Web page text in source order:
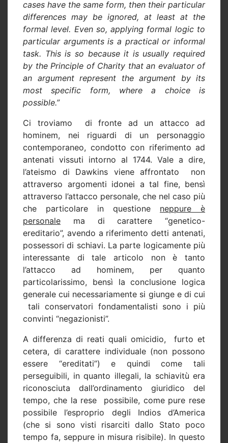
cases have the same form, then their particular
differences may be ignored, at least at the
formal level. Even so, applying formal logic to
particular arguments is a practical or informal
task. This is so because it is usually required
by the Principle of Charity that an evaluator of
an argument represent the argument by its
most specific form, where a choice is
possible.”
Ci troviamo
di fronte ad un attacco ad
hominem, nei riguardi di un personaggio
contemporaneo, condotto con riferimento ad
antenati vissuti intorno al 1744. Vale a dire,
l’ateismo di Dawkins viene affrontato
non
attraverso argomenti idonei a tal fine, bensì
attraverso l’attacco personale, che nel caso più
che particolare in questione neppure è
personale ma di carattere “genetico-
ereditario”, avendo a riferimento detti antenati,
possessori di schiavi. La parte logicamente più
interessante di tale articolo non è tanto
l’attacco ad hominem, per quanto
particolarissimo, bensì la conclusione logica
generale cui necessariamente si giunge e di cui
tali conservatori fondamentalisti sono i più
convinti “negazionisti”.
A differenza di reati quali omicidio,
furto et
cetera, di carattere individuale (non possono
essere “ereditati”) e quindi come tali
perseguibili, in quanto illegali, la schiavitù era
riconosciuta dall’ordinamento giuridico del
tempo, che la rese
possibile, come pure rese
possibile l’esproprio degli Indios d’America
(che si sono visti risarciti dallo Stato poco
tempo fa, seppure in misura risibile). In questo